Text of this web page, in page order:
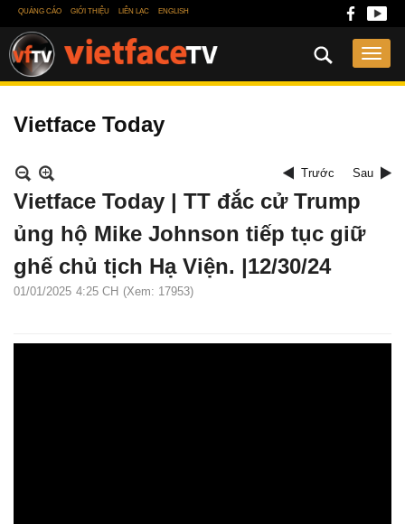
QUẢNG CÁO GIỚI THIỆU LIÊN LẠC ENGLISH
Vietface Today
Trước Sau
Vietface Today | TT đắc cử Trump
ủng hộ Mike Johnson tiếp tục giữ
ghế chủ tịch Hạ Viện. |12/30/24
01/01/2025 4:25 CH (Xem: 17953)